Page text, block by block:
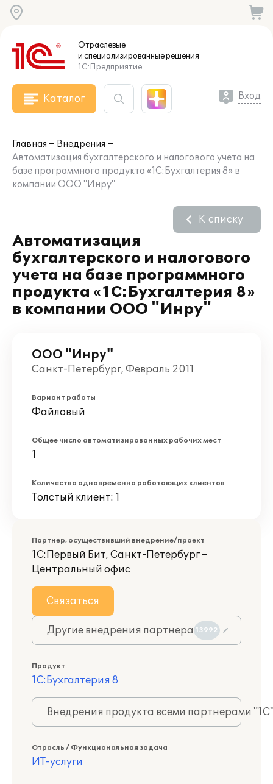
Отраслевые
и специализированныерешения
1С:Предприятие
Каталог Вход
Главная
Внедрения
Автоматизация бухгалтерского и налогового учета на
базе программного продукта «1C:Бухгалтерия 8» в
компании ООО "Инру"
Автоматизация
бухгалтерского и налогового
учета на базе программного
продукта «1C:Бухгалтерия 8»
в компании ООО "Инру"
К списку
ООО "Инру"
Санкт-Петербург, Февраль 2011
Вариант работы
Файловый
Общее число автоматизированных рабочих мест
1
Количество одновременно работающих клиентов
Толстый клиент: 1
Партнер, осуществивший внедрение/проект
1С:Первый Бит, Санкт-Петербург –
Центральный офис
Связаться
Другие внедрения партнера 13992
Продукт
1С:Бухгалтерия 8
Внедрения продукта всеми партнерами
Отрасль / Функциональная задача
ИТ-услуги